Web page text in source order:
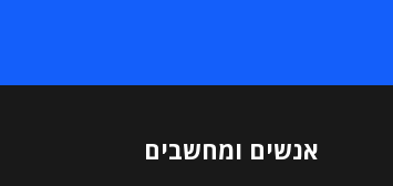
אנשים ומחשבים